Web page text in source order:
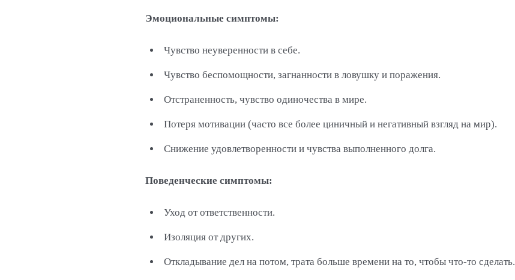
Эмоциональные симптомы:
Чувство неуверенности в себе.
Чувство беспомощности, загнанности в ловушку и поражения.
Отстраненность, чувство одиночества в мире.
Потеря мотивации (часто все более циничный и негативный взгляд на мир).
Снижение удовлетворенности и чувства выполненного долга.
Поведенческие симптомы:
Уход от ответственности.
Изоляция от других.
Откладывание дел на потом, трата больше времени на то, чтобы что-то сделать.